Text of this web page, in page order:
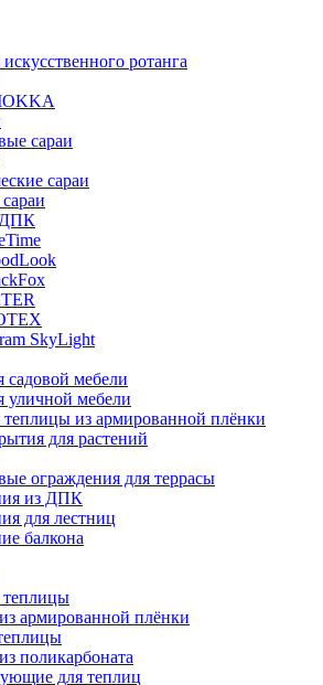
ротанга
сараи
сараи
ДПК
SkyLight
садовой мебели
уличной мебели
теплицы из армированной плёнки
для растений
ограждения для террасы
из ДПК
для лестниц
балкона
теплицы
армированной плёнки
поликарбоната
для теплиц